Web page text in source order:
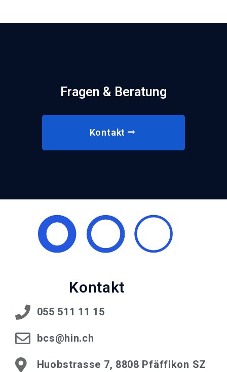
Fragen & Beratung
Kontakt
Kontakt
055 511 11 15
bcs@hin.ch
Huobstrasse 7, 8808 Pfäffikon SZ